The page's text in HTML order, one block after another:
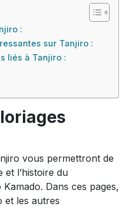
:
sur Tanjiro :
liés à Tanjiro :
vous permettront de
et l’histoire du
Dans ces pages,
et les autres